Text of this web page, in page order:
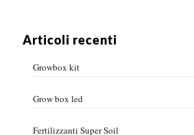
Articoli recenti
Growbox kit
Grow box led
Fertilizzanti Super Soil